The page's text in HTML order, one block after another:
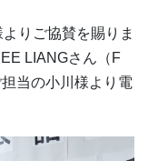
りご協賛を賜りま
LIANGさん（F
当の小川様より電